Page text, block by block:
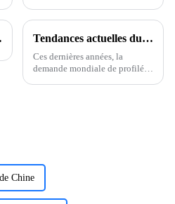
aujourd'hui le lancement de ses
aluminium 6063-T5 sur
mesure, spécialement conçues
pour répondre aux besoins des
grossistes et des distributeurs.
qualité Tendances actuelles du secteur des profilés en aluminium pour portes et fenêtres
Ces dernières années, la
demande mondiale de profilés
Chine